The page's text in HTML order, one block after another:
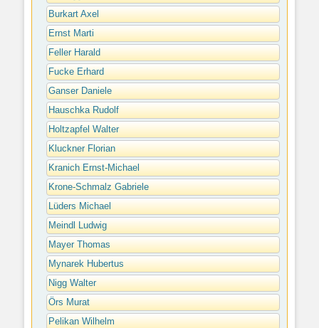
Burkart Axel
Ernst Marti
Feller Harald
Fucke Erhard
Ganser Daniele
Hauschka Rudolf
Holtzapfel Walter
Kluckner Florian
Kranich Ernst-Michael
Krone-Schmalz Gabriele
Lüders Michael
Meindl Ludwig
Mayer Thomas
Mynarek Hubertus
Nigg Walter
Örs Murat
Pelikan Wilhelm